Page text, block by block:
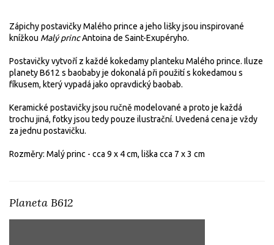
Zápichy postavičky Malého prince a jeho lišky jsou inspirované
knížkou Malý princAntoina de Saint-Exupéryho.
Postavičky vytvoří z každé kokedamy planteku Malého prince. Iluze
planety B612 s baobaby je dokonalá při použití s kokedamou s
fíkusem, který vypadá jako opravdický baobab.
Keramické postavičky jsou ručně modelované a proto je každá
trochu jiná, fotky jsou tedy pouze ilustrační. Uvedená cena je vždy
za jednu postavičku.
Rozměry: Malý princ - cca 9 x 4 cm, liška cca 7 x 3 cm
Planeta B612